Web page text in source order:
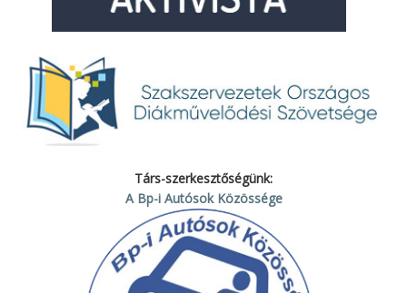
Társ-szerkesztőségünk:
A Bp-i Autósok Közössége